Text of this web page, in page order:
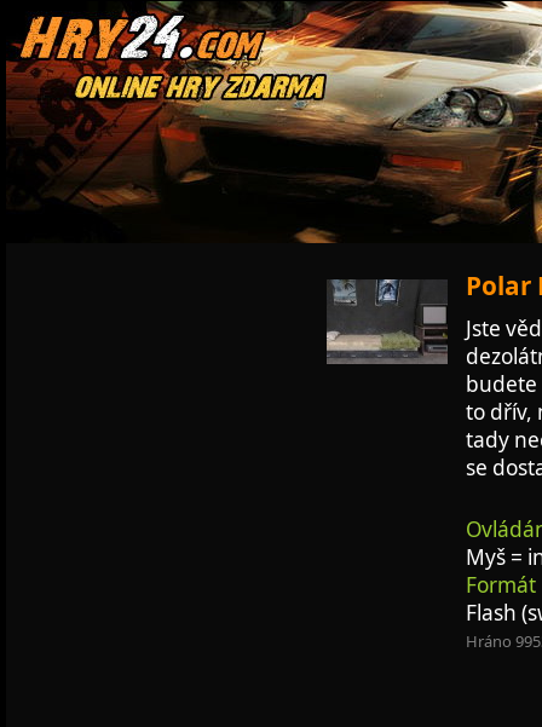
Polar
Jste
budete
to dřív,
tady
se
Myš =
Flash
Hráno